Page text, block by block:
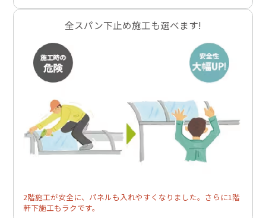
全スパン下止め施工も選べます!
2階施工が安全に、パネルも入れやすくなりました。さらに1階
軒下施工もラクです。